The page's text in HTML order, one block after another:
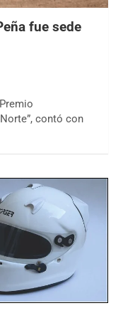
fue sede
contó con